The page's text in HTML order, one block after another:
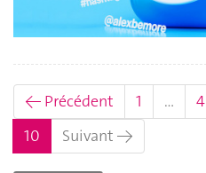
← Précédent 1 … 4
10 (actuel)
Suivant →